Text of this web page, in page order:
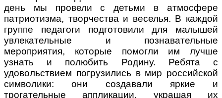
день мы провели с детьми в атмосфере
патриотизма, творчества и веселья. В каждой
группе педагоги подготовили для малышей
увлекательные и познавательные
мероприятия, которые помогли им лучше
узнать и полюбить Родину. Ребята с
удовольствием погрузились в мир российской
символики: они создавали яркие и
трогательные аппликации, украшая их